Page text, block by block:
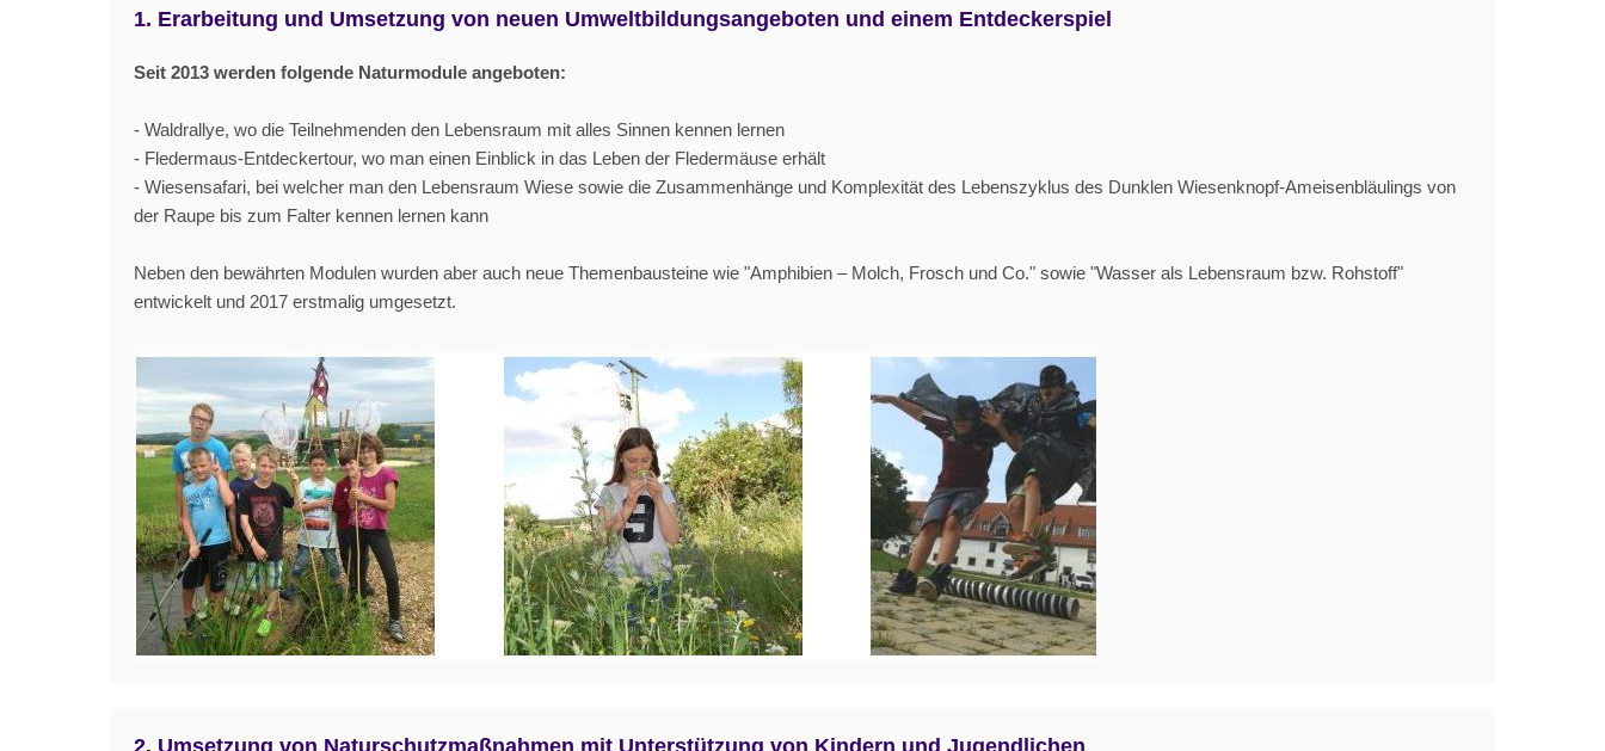
1. Erarbeitung und Umsetzung von neuen Umweltbildungsangeboten und einem Entdeckerspiel
Seit 2013 werden folgende Naturmodule angeboten:
- Waldrallye, wo die Teilnehmenden den Lebensraum mit alles Sinnen kennen lernen
- Fledermaus-Entdeckertour, wo man einen Einblick in das Leben der Fledermäuse erhält
- Wiesensafari, bei welcher man den Lebensraum Wiese sowie die Zusammenhänge und Komplexität des Lebenszyklus des Dunklen Wiesenknopf-Ameisenbläulings von
der Raupe bis zum Falter kennen lernen kann
Neben den bewährten Modulen wurden aber auch neue Themenbausteine wie "Amphibien – Molch, Frosch und Co." sowie "Wasser als Lebensraum bzw. Rohstoff"
entwickelt und 2017 erstmalig umgesetzt.